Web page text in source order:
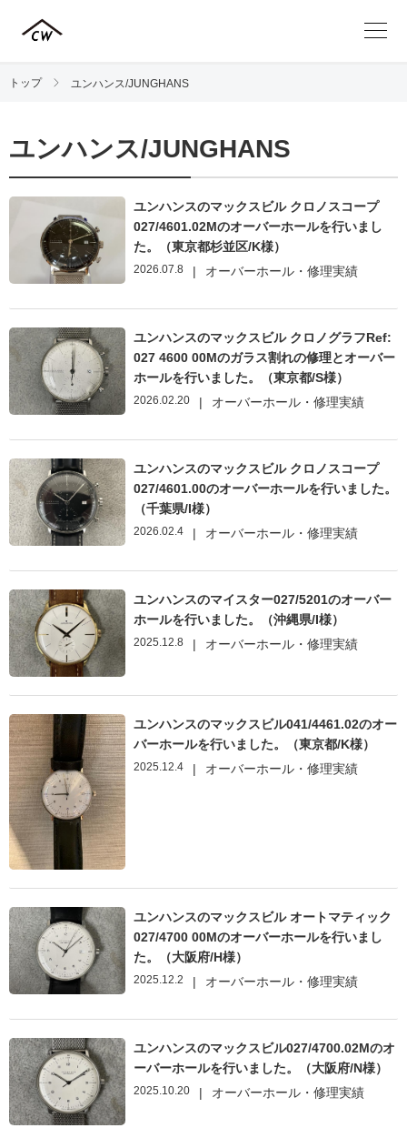
トップ ユンハンス/JUNGHANS
ユンハンス/JUNGHANS
ユンハンスのマックスビル クロノスコープ
027/4601.02Mのオーバーホールを行いまし
た。（東京都杉並区/K様）
2026.07.8 | オーバーホール・修理実績
ユンハンスのマックスビル クロノグラフRef:
027 4600 00Mのガラス割れの修理とオーバー
ホールを行いました。（東京都/S様）
2026.02.20 | オーバーホール・修理実績
ユンハンスのマックスビル クロノスコープ
027/4601.00のオーバーホールを行いました。
（千葉県/I様）
2026.02.4 | オーバーホール・修理実績
ユンハンスのマイスター027/5201のオーバー
ホールを行いました。（沖縄県/I様）
2025.12.8 | オーバーホール・修理実績
ユンハンスのマックスビル041/4461.02のオー
バーホールを行いました。（東京都/K様）
2025.12.4 | オーバーホール・修理実績
ユンハンスのマックスビル オートマティック
027/4700 00Mのオーバーホールを行いまし
た。（大阪府/H様）
2025.12.2 | オーバーホール・修理実績
ユンハンスのマックスビル027/4700.02Mのオ
ーバーホールを行いました。（大阪府/N様）
2025.10.20 | オーバーホール・修理実績